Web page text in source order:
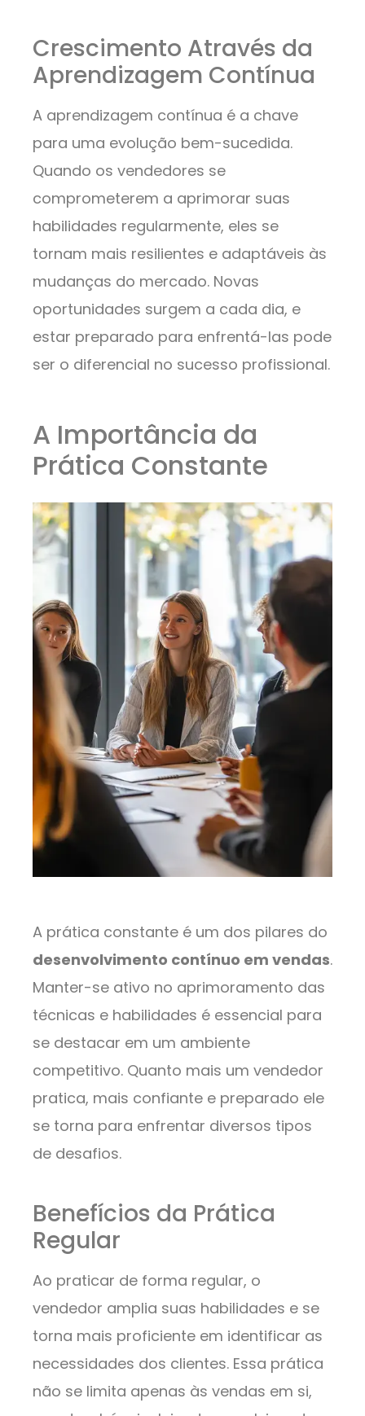
Crescimento Através da
Aprendizagem Contínua
A aprendizagem contínua é a chave
para uma evolução bem-sucedida.
Quando os vendedores se
comprometerem a aprimorar suas
habilidades regularmente, eles se
tornam mais resilientes e adaptáveis às
mudanças do mercado. Novas
oportunidades surgem a cada dia, e
estar preparado para enfrentá-las pode
ser o diferencial no sucesso profissional.
A Importância da
Prática Constante
A prática constante é um dos pilares do
desenvolvimento contínuo em vendas.
Manter-se ativo no aprimoramento das
técnicas e habilidades é essencial para
se destacar em um ambiente
competitivo. Quanto mais um vendedor
pratica, mais confiante e preparado ele
se torna para enfrentar diversos tipos
de desafios.
Benefícios da Prática
Regular
Ao praticar de forma regular, o
vendedor amplia suas habilidades e se
torna mais proficiente em identificar as
necessidades dos clientes. Essa prática
não se limita apenas às vendas em si,